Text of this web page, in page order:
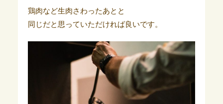
鶏肉など生肉さわったあとと
同じだと思っていただければ良いです。